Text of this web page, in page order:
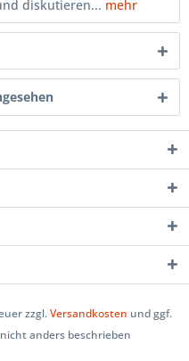
diskutieren... mehr
zzgl.Versandkosten und ggf.
anders beschrieben